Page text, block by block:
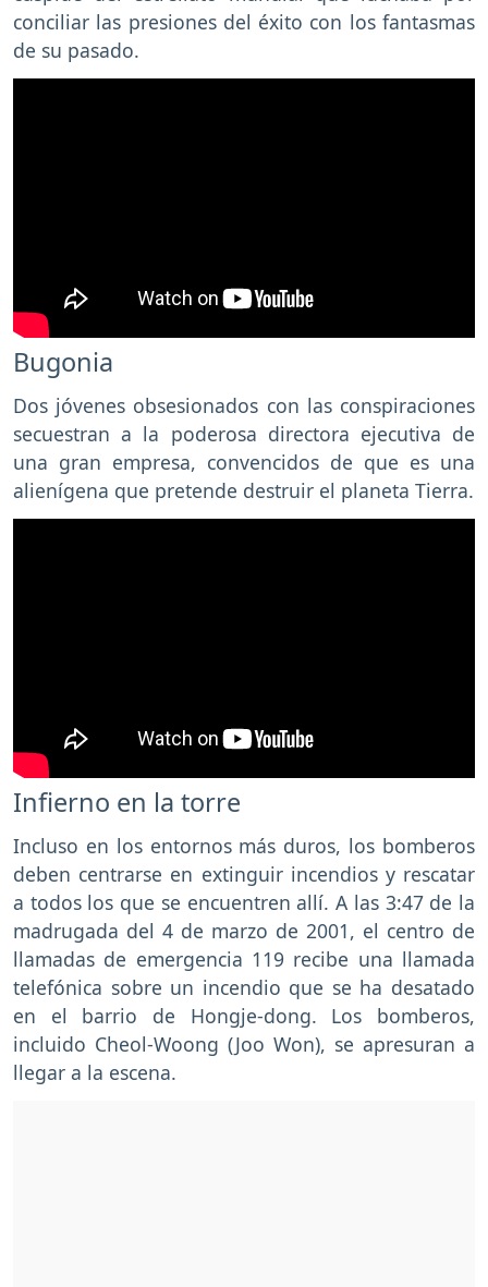
conciliar las presiones del éxito con los fantasmas
de su pasado.
Bugonia
Dos jóvenes obsesionados con las conspiraciones
secuestran a la poderosa directora ejecutiva de
una gran empresa, convencidos de que es una
alienígena que pretende destruir el planeta Tierra.
Infierno en la torre
Incluso en los entornos más duros, los bomberos
deben centrarse en extinguir incendios y rescatar
a todos los que se encuentren allí. A las 3:47 de la
madrugada del 4 de marzo de 2001, el centro de
llamadas de emergencia 119 recibe una llamada
telefónica sobre un incendio que se ha desatado
en el barrio de Hongje-dong. Los bomberos,
incluido Cheol-Woong (Joo Won), se apresuran a
llegar a la escena.